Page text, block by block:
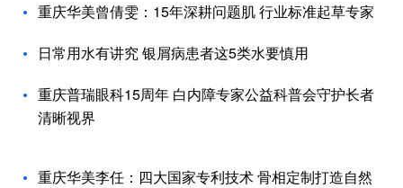
重庆华美曾倩雯：15年深耕问题肌 行业标准起草专家
日常用水有讲究 银屑病患者这5类水要慎用
重庆普瑞眼科15周年 白内障专家公益科普会守护长者
清晰视界
重庆华美李任：四大国家专利技术 骨相定制打造自然